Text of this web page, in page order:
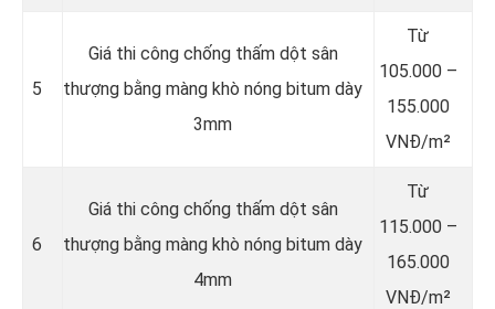
5
Giá thi công chống thấm dột sân
thượng bằng màng khò nóng bitum dày
3mm
Từ
105.000 –
155.000
VNĐ/m²
6
Giá thi công chống thấm dột sân
thượng bằng màng khò nóng bitum dày
4mm
Từ
115.000 –
165.000
VNĐ/m²